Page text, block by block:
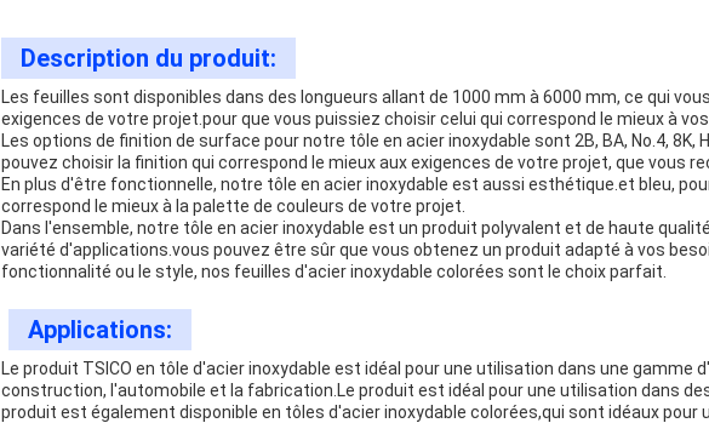
Description du produit:
Les feuilles sont disponibles dans des longueurs allant de 1000 mm à 6000 mm, ce qui
exigences de votre projet.pour que vous puissiez choisir celui qui correspond le mieux à vos
Les options de finition de surface pour notre tôle en acier inoxydable sont 2B, BA, No.4, 8K,
pouvez choisir la finition qui correspond le mieux aux exigences de votre projet, que vous
En plus d'être fonctionnelle, notre tôle en acier inoxydable est aussi esthétique.et bleu,
correspond le mieux à la palette de couleurs de votre projet.
Dans l'ensemble, notre tôle en acier inoxydable est un produit polyvalent et de haute
variété d'applications.vous pouvez être sûr que vous obtenez un produit adapté à vos
fonctionnalité ou le style, nos feuilles d'acier inoxydable colorées sont le choix parfait.
Applications:
Le produit TSICO en tôle d'acier inoxydable est idéal pour une utilisation dans une gamme
construction, l'automobile et la fabrication.Le produit est idéal pour une utilisation dans
produit est également disponible en tôles d'acier inoxydable colorées,qui sont idéaux pour